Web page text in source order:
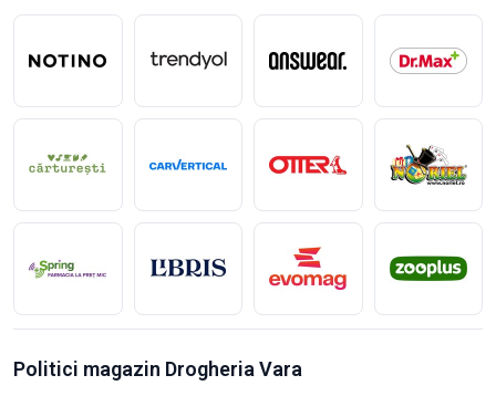
Politici magazin Drogheria Vara